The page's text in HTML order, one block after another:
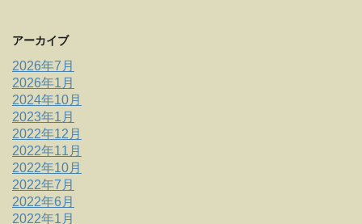
アーカイブ
2026年7月
2026年1月
2024年10月
2023年1月
2022年12月
2022年11月
2022年10月
2022年7月
2022年6月
2022年1月